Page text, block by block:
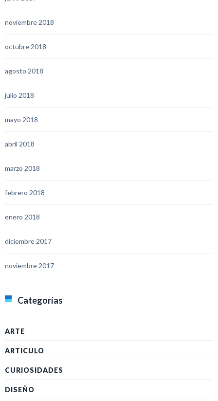
noviembre 2018
octubre 2018
agosto 2018
julio 2018
mayo 2018
abril 2018
marzo 2018
febrero 2018
enero 2018
diciembre 2017
noviembre 2017
Categorías
ARTE
ARTICULO
CURIOSIDADES
DISEÑO